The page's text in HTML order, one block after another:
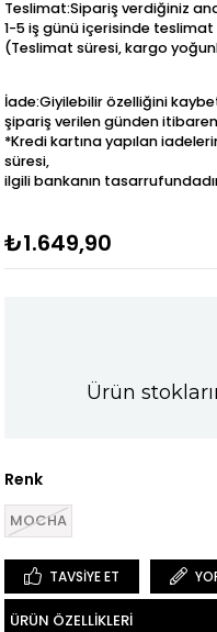
Teslimat:Sipariş verdiğiniz
1-5 iş günü içerisinde
(Teslimat süresi, kargo
İade:Giyilebilir özelliğini
şipariş verilen günden
*Kredi kartına yapılan
süresi,
ilgili bankanın
₺1.649,90
Ürün
Renk
MOCHA
TAVSIYE ET
ÜRÜN ÖZELLIKLERI